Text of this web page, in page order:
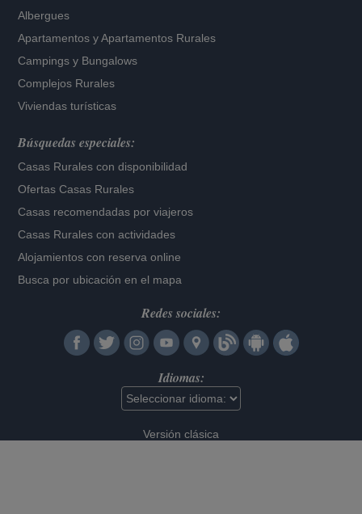
Albergues
Apartamentos yApartamentos Rurales
Campings y Bungalows
Complejos Rurales
Viviendas turísticas
Búsquedas especiales:
Casas Rurales con disponibilidad
Ofertas Casas Rurales
Casas recomendadas por viajeros
Casas Rurales con actividades
Alojamientos con reserva online
Busca por ubicación en el mapa
Redes sociales:
Idiomas:
Versión clásica